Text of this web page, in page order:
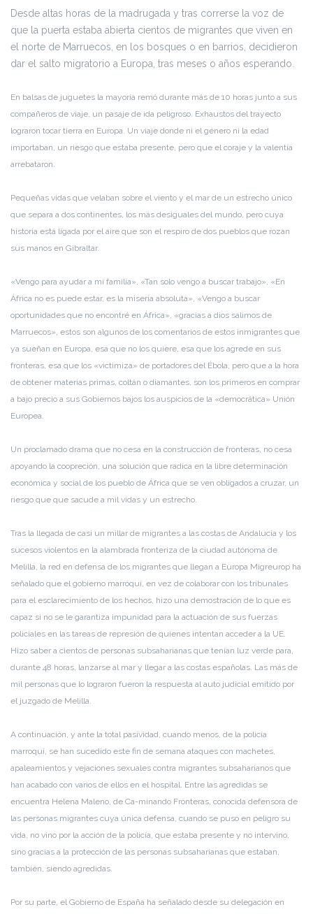
Desde altas horas de la madrugada y tras correrse la voz de
que la puerta estaba abierta cientos de migrantes que viven en
el norte de Marruecos, en los bosques o en barrios, decidieron
dar el salto migratorio a Europa, tras meses o años esperando.
En balsas de juguetes la mayoría remó durante más de 10 horas junto a sus
compañeros de viaje, un pasaje de ida peligroso. Exhaustos del trayecto
lograron tocar tierra en Europa. Un viaje donde ni el género ni la edad
importaban, un riesgo que estaba presente, pero que el coraje y la valentía
arrebataron.
Pequeñas vidas que velaban sobre el viento y el mar de un estrecho único
que separa a dos continentes, los más desiguales del mundo, pero cuya
historia está ligada por el aire que son el respiro de dos pueblos que rozan
sus manos en Gibraltar.
«Vengo para ayudar a mi familia», «Tan solo vengo a buscar trabajo», «En
África no es puede estar, es la miseria absoluta», «Vengo a buscar
oportunidades que no encontré en África», «gracias a dios salimos de
Marruecos», estos son algunos de los comentarios de estos inmigrantes que
ya sueñan en Europa, esa que no los quiere, esa que los agrede en sus
fronteras, esa que los «victimiza» de portadores del Ébola, pero que a la hora
de obtener materias primas, coltán o diamantes, son los primeros en comprar
a bajo precio a sus Gobiernos bajos los auspicios de la «democrática» Unión
Europea.
Un proclamado drama que no cesa en la construcción de fronteras, no cesa
apoyando la coopreción, una solución que radica en la libre determinación
económica y social de los pueblo de África que se ven obligados a cruzar, un
riesgo que que sacude a mil vidas y un estrecho.
Tras la llegada de casi un millar de migrantes a las costas de Andalucía y los
sucesos violentos en la alambrada fronteriza de la ciudad autónoma de
Melilla, la red en defensa de los migrantes que llegan a Europa Migreurop ha
señalado que el gobierno marroquí, en vez de colaborar con los tribunales
para el esclarecimiento de los hechos, hizo una demostración de lo que es
capaz si no se le garantiza impunidad para la actuación de sus fuerzas
policiales en las tareas de represión de quienes intentan acceder a la UE.
Hizo saber a cientos de personas subsaharianas que tenían luz verde para,
durante 48 horas, lanzarse al mar y llegar a las costas españolas. Las más de
mil personas que lo lograron fueron la respuesta al auto judicial emitido por
el juzgado de Melilla.
A continuación, y ante la total pasividad, cuando menos, de la policía
marroquí, se han sucedido este fin de semana ataques con machetes,
apaleamientos y vejaciones sexuales contra migrantes subsaharianos que
han acabado con varios de ellos en el hospital. Entre las agredidas se
encuentra Helena Maleno, de Ca-minando Fronteras, conocida defensora de
las personas migrantes cuya única defensa, cuando se puso en peligro su
vida, no vino por la acción de la policía, que estaba presente y no intervino,
sino gracias a la protección de las personas subsaharianas que estaban,
también, siendo agredidas.
Por su parte, el Gobierno de España ha señalado desde su delegación en